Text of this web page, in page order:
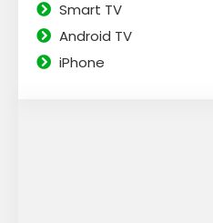
Smart TV
Android TV
iPhone